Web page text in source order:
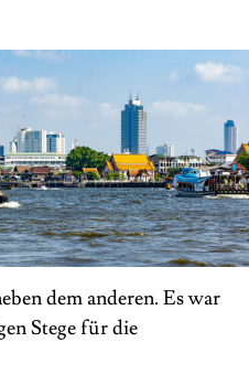
dem anderen. Es war
Stege für die